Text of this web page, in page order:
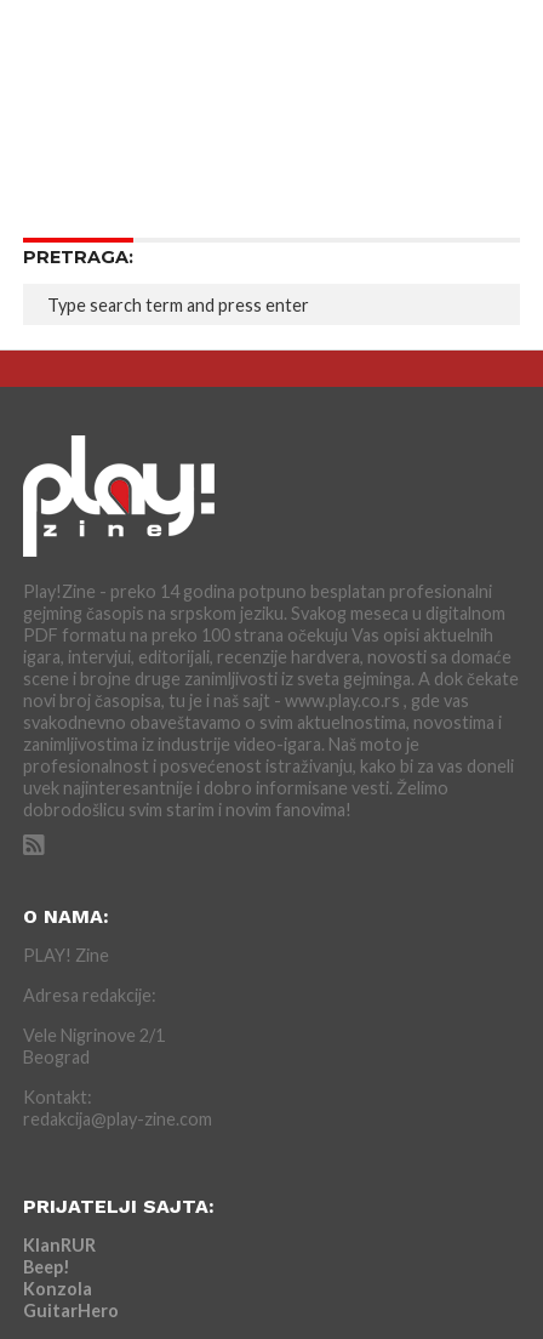
PRETRAGA:
Play!Zine - preko 14 godina potpuno besplatan profesionalni
gejming časopis na srpskom jeziku. Svakog meseca u digitalnom
PDF formatu na preko 100 strana očekuju Vas opisi aktuelnih
igara, intervjui, editorijali, recenzije hardvera, novosti sa domaće
scene i brojne druge zanimljivosti iz sveta gejminga. A dok čekate
novi broj časopisa, tu je i naš sajt - www.play.co.rs , gde vas
svakodnevno obaveštavamo o svim aktuelnostima, novostima i
zanimljivostima iz industrije video-igara. Naš moto je
profesionalnost i posvećenost istraživanju, kako bi za vas doneli
uvek najinteresantnije i dobro informisane vesti. Želimo
dobrodošlicu svim starim i novim fanovima!
O NAMA:
PLAY! Zine
Adresa redakcije:
Vele Nigrinove 2/1
Beograd
Kontakt:
redakcija@play-zine.com
PRIJATELJI SAJTA:
KlanRUR
Beep!
Konzola
GuitarHero